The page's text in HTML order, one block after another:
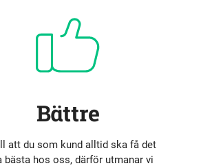
Bättre
att du som kund alltid ska få det
bästa hos oss, därför utmanar vi